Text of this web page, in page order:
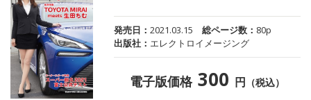
発売日：2021.03.15 総ページ数： 80p
出版社： エレクトロイメージング
電子版価格 300 円 （税込）